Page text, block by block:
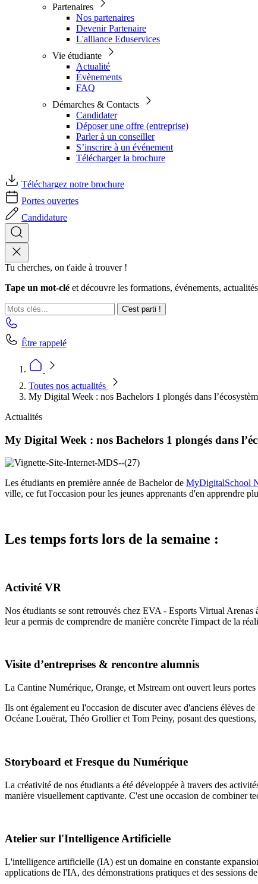
Partenaires
Nos partenaires
Devenir Partenaire
L'alliance Eduservices
Vie étudiante
Actualité
Évènements
FAQ
Démarches & Contacts
Candidater
Déposer une offre (entreprise)
Parler à un conseiller
S’inscrire à un événement
Télécharger la brochure
Téléchargez notre brochure
Portes ouvertes
Candidature
Tu cherches, on t'aide à trouver !
Tape un mot-clé et découvre les formations, événements,
C'est parti !
Être rappelé
Toutes nos actualités
My Digital Week : nos Bachelors 1 plongés dans
Actualités
My Digital Week : nos Bachelors 1 plongés dans
Les étudiants en première année de Bachelor de MyDigitalSchool
ville, ce fut l'occasion pour les jeunes apprenants d'en apprendre
Les temps forts lors de la semaine :
Activité VR
Nos étudiants se sont retrouvés chez EVA - Esports Virtual
leur a permis de comprendre de manière concrète l'impact de la
Visite d’entreprises & rencontre alumnis
La Cantine Numérique, Orange, et Mstream ont ouvert leurs
Ils ont également eu l'occasion de discuter avec d'anciens élèves
Océane Louërat, Théo Grollier et Tom Peiny, posant des
Storyboard et Fresque du Numérique
La créativité de nos étudiants a été développée à travers des
manière visuellement captivante. C'est une occasion de combiner
Atelier sur l'Intelligence Artificielle
L'intelligence artificielle (IA) est un domaine en constante
applications de l'IA, des démonstrations pratiques et des sessions